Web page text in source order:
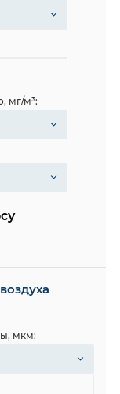
мг/м³:
мкм: